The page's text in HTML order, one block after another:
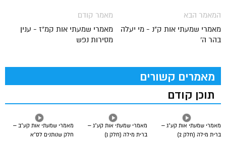
מאמר קודם
מאמרי שמעתי אות קמ"ז - ענין
מסירות נפש
המאמר הבא
מאמרי שמעתי אות ק"נ - מי יעלה
בהר ה'
מאמרים קשורים
תוכן קודם
מאמרי שמעתי אות קע”ב –
חלק שנותנים לס”א
מאמרי שמעתי אות קע”ג –
ברית מילה (חלק 1)
מאמרי שמעתי אות קע”ג –
ברית מילה (חלק 2)